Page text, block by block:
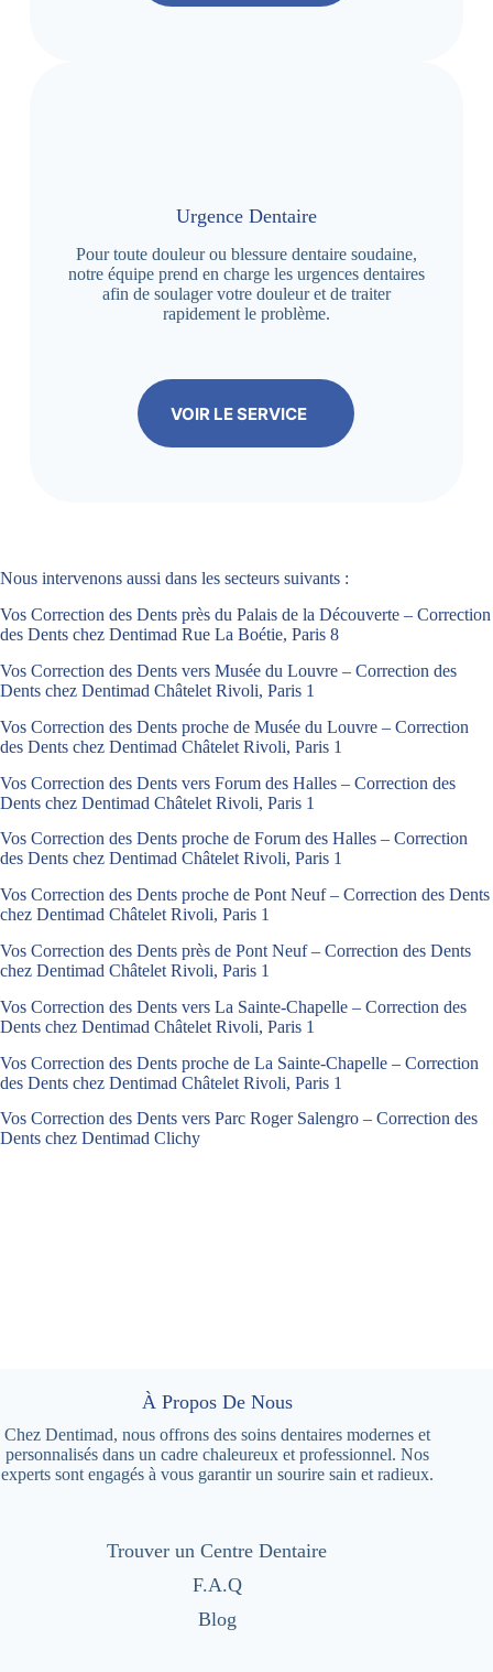
Urgence Dentaire
Pour toute douleur ou blessure dentaire soudaine,
notre équipe prend en charge les urgences dentaires
afin de soulager votre douleur et de traiter
rapidement le problème.
VOIR LE SERVICE
Nous intervenons aussi dans les secteurs suivants :
Vos Correction des Dents près du Palais de la Découverte – Correction
des Dents chez Dentimad Rue La Boétie, Paris 8
Vos Correction des Dents vers Musée du Louvre – Correction des
Dents chez Dentimad Châtelet Rivoli, Paris 1
Vos Correction des Dents proche de Musée du Louvre – Correction
des Dents chez Dentimad Châtelet Rivoli, Paris 1
Vos Correction des Dents vers Forum des Halles – Correction des
Dents chez Dentimad Châtelet Rivoli, Paris 1
Vos Correction des Dents proche de Forum des Halles – Correction
des Dents chez Dentimad Châtelet Rivoli, Paris 1
Vos Correction des Dents proche de Pont Neuf – Correction des Dents
chez Dentimad Châtelet Rivoli, Paris 1
Vos Correction des Dents près de Pont Neuf – Correction des Dents
chez Dentimad Châtelet Rivoli, Paris 1
Vos Correction des Dents vers La Sainte-Chapelle – Correction des
Dents chez Dentimad Châtelet Rivoli, Paris 1
Vos Correction des Dents proche de La Sainte-Chapelle – Correction
des Dents chez Dentimad Châtelet Rivoli, Paris 1
Vos Correction des Dents vers Parc Roger Salengro – Correction des
Dents chez Dentimad Clichy
À Propos De Nous
Chez Dentimad, nous offrons des soins dentaires modernes et
personnalisés dans un cadre chaleureux et professionnel. Nos
experts sont engagés à vous garantir un sourire sain et radieux.
Trouver un Centre Dentaire
F.A.Q
Blog